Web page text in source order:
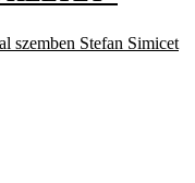
szemben Stefan Simicet